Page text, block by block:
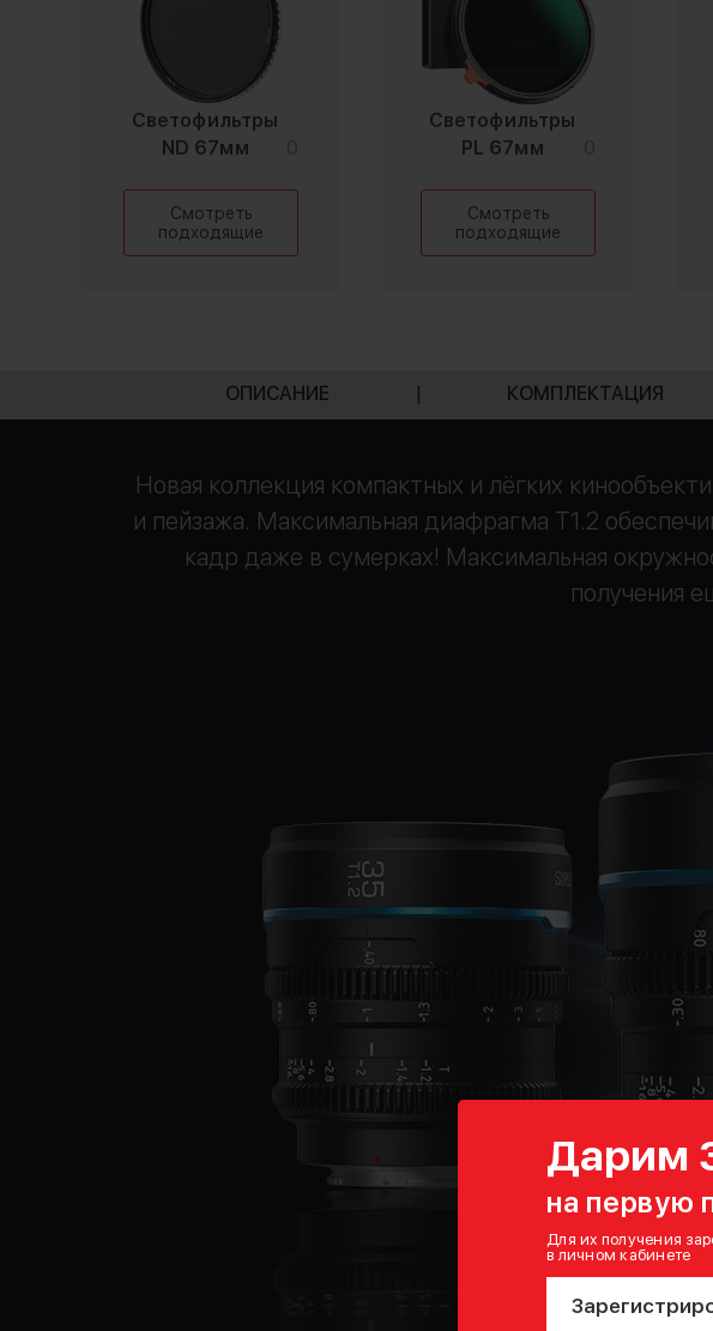
Дарим
на первую
Для их получения
в личном кабинете
Светофильтры
ND 67мм
Смотреть
подходящие
Светофильтры
PL 67мм
Смотреть
подходящие
ОПИСАНИЕ | КОМПЛЕКТАЦИЯ
Новая коллекция компактных и лёгких
и пейзажа. Максимальная диафрагма T1.2
кадр даже в сумерках! Максимальная
получения